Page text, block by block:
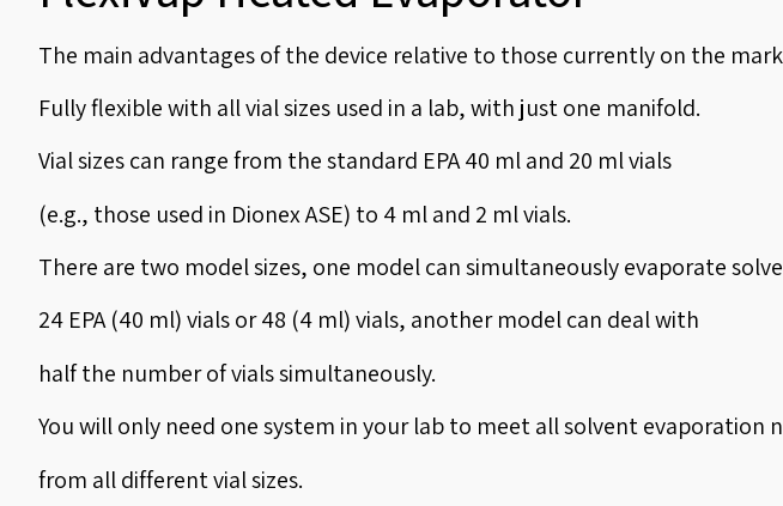
The main advantages of the device relative to those currently on the
Fully flexible with all vial sizes used in a lab, with just one manifold.
Vial sizes can range from the standard EPA 40 ml and 20 ml vials
(e.g., those used in Dionex ASE) to 4 ml and 2 ml vials.
There are two model sizes, one model can simultaneously evaporate
24 EPA (40 ml) vials or 48 (4 ml) vials, another model can deal with
half the number of vials simultaneously.
You will only need one system in your lab to meet all solvent evaporation
from all different vial sizes.